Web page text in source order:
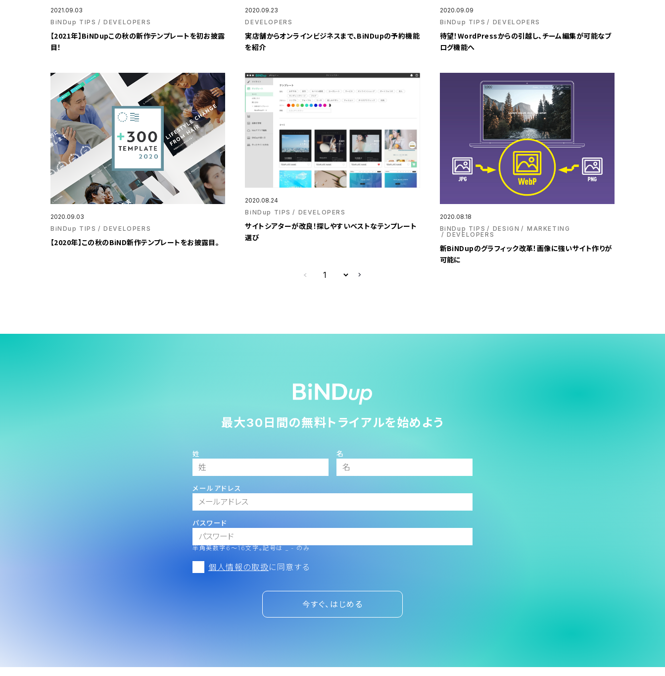
2021.09.03
BiNDup TIPS
DEVELOPERS
【2021年】BiNDupこの秋の新作テンプレートを初お披露
目！
2020.09.23
DEVELOPERS
実店舗からオンラインビジネスまで、BiNDupの予約機能
を紹介
2020.09.09
BiNDup TIPS
DEVELOPERS
待望！WordPressからの引越し、チーム編集が可能なブ
ログ機能へ
2020.09.03
BiNDup TIPS
DEVELOPERS
【2020年】この秋のBiND新作テンプレートをお披露目。
2020.08.24
BiNDup TIPS
DEVELOPERS
サイトシアターが改良！探しやすいベストなテンプレート
選び
2020.08.18
BiNDup TIPS
DESIGN
MARKETING
DEVELOPERS
新BiNDupのグラフィック改革！画像に強いサイト作りが
可能に
最大30日間の無料トライアルを始めよう
姓 名
メールアドレス
パスワード
半角英数字6～16文字。記号は _ - のみ
個人情報の取扱に同意する
今すぐ、はじめる